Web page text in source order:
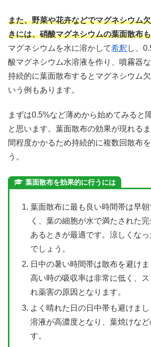
また、野菜や花卉などでマグネシウム
きには、硝酸マグネシウムの葉面散布
マグネシウムを水に溶かして希釈 し、
酸マグネシウム水溶液を作り、噴霧器な
持続的に葉面散布するとマグネシウム
いう例もあります。
まずは0.5%など薄めから始めてみると
と思います。葉面散布の効果が現れる
間程度かかるため持続的に複数回散布
う。
葉面散布を効果的に行うには
葉面散布に最も良い時間帯は早
く、葉の細胞が水で満たされた
あるときが最適です。涼しくな
でしょう。
日中の暑い時間帯は散布を避け
高い時の吸収率は非常に低く、
れ薬害の原因となります。
よく晴れた日の日中帯も避けま
溶液が高濃度となり、葉焼けなど
す。